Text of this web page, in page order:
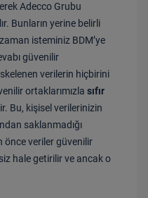
Adecco Grubu
Bunların yerine belirli
isteminiz BDM’ye
güvenilir
verilerin hiçbirini
ortaklarımızla sıfır
Bu, kişisel verilerinizin
saklanmadığı
önce veriler güvenilir
hale getirilir ve ancak o